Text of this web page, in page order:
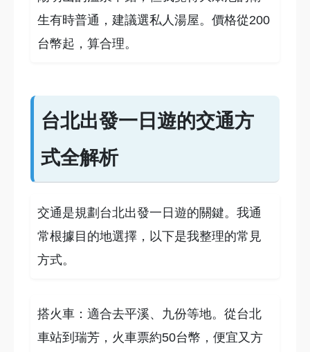
生有時普通，建議選私人湯屋。價格從200
台幣起，算合理。
台北出發一日遊的交通方
式全解析
交通是規劃台北出發一日遊的關鍵。我通
常根據目的地選擇，以下是我整理的常見
方式。
搭火車：適合去平溪、九份等地。從台北
車站到瑞芳，火車票約50台幣，便宜又方